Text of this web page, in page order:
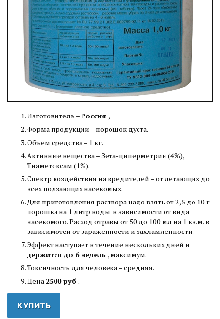
Изготовитель –Россия ,
Форма продукции – порошок дуста.
Объем средства – 1 кг.
Активные вещества – Зета-циперметрин (4%),
Тиаметоксам (1%).
Спектр воздействия на вредителей – от летающих до
всех ползающих насекомых.
Для приготовления раствора надо взять от 2,5 до 10 г
порошка на 1 литр воды в зависимости от вида
насекомого. Расход отравы от 50 до 100 мл на 1 кв.м. в
зависимотси от зараженности и захламленности.
Эффект наступает в течение нескольких дней и
держится до 6 недель , максимум.
Токсичность для человека – средняя.
Цена 2500 руб .
КУПИТЬ